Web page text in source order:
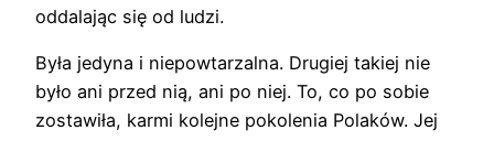
oddalając się od ludzi.
Była jedyna i niepowtarzalna. Drugiej takiej nie
było ani przed nią, ani po niej. To, co po sobie
zostawiła, karmi kolejne pokolenia Polaków. Jej